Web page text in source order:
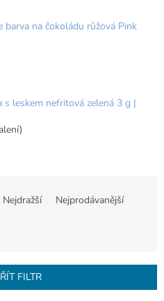
barva na čokoládu růžová Pink
s leskem nefritová zelená 3 g |
Nejdražší Nejprodávanější
FILTR